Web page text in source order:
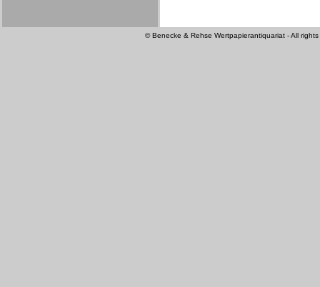
© Benecke & Rehse Wertpapierantiquariat - All